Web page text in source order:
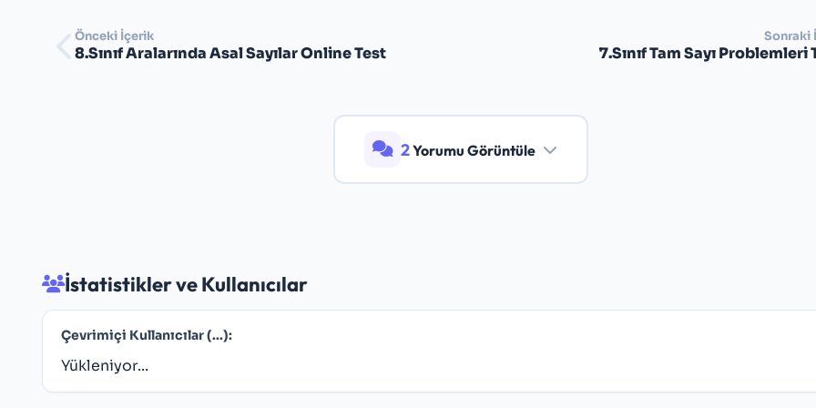
Önceki İçerik
8.Sınıf Aralarında Asal Sayılar Online Test
Sonraki
7.Sınıf Tam Sayı Problemleri
2Yorumu Görüntüle
İstatistikler ve Kullanıcılar
Çevrimiçi Kullanıcılar (...):
Yükleniyor...